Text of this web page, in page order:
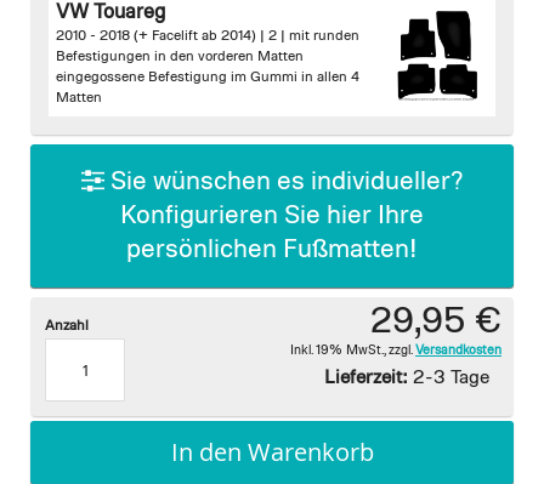
beginning
images
VW Touareg
2010 - 2018 (+ Facelift ab 2014) | 2 | mit runden
Befestigungen in den vorderen Matten
eingegossene Befestigung im Gummi in allen 4
Matten
Sie wünschen es individueller?
Konfigurieren Sie hier Ihre
persönlichen Fußmatten!
29,95 €
Inkl. 19% MwSt. zzgl. Versandkosten
Lieferzeit: 2-3 Tage
Anzahl
In den Warenkorb